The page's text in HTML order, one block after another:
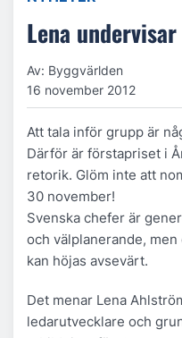
Lena
Av: Byggvärlden
16 november 2012
Att tala inför grupp är
Därför är förstapriset i
retorik. Glöm inte att
30 november!
Svenska chefer är
och välplanerande,
kan höjas avsevärt.
Det menar Lena
ledarutvecklare och